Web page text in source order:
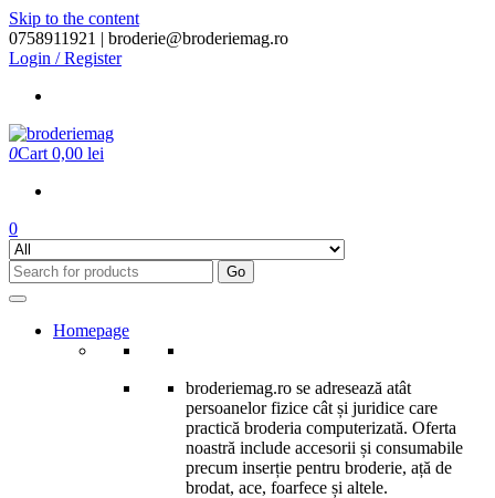
Skip to the content
0758911921 | broderie@broderiemag.ro
Login / Register
0Cart 0,00 lei
0
Go
Homepage
broderiemag.ro se adresează atât
persoanelor fizice cât și juridice care
practică broderia computerizată. Oferta
noastră include accesorii și consumabile
precum inserție pentru broderie, ață de
brodat, ace, foarfece și altele.